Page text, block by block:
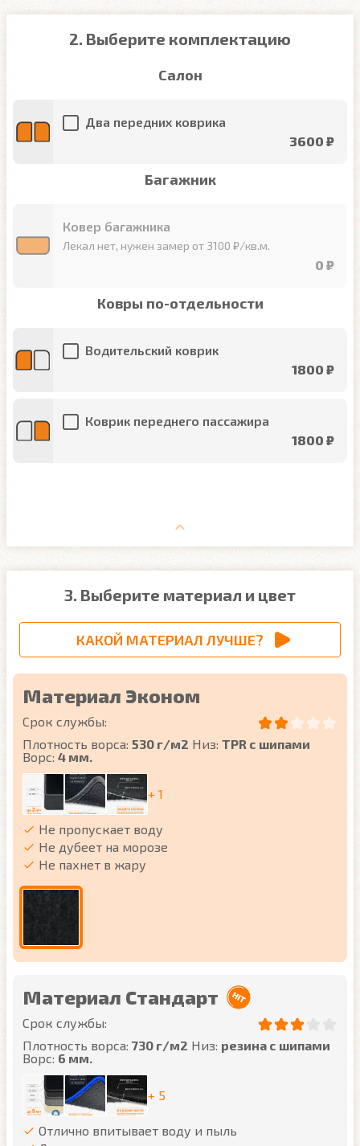
2. Выберите комплектацию
Салон
Два передних коврика
3600 ₽
Багажник
Ковер багажника
Лекал нет, нужен замер от 3100 ₽/кв.м.
0 ₽
Ковры по-отдельности
Водительский коврик
1800 ₽
Коврик переднего пассажира
1800 ₽
3. Выберите материал и цвет
КАКОЙ МАТЕРИАЛ ЛУЧШЕ?
Материал Эконом
Срок службы:
Плотность ворса: 530 г/м2 Низ: TPR с шипами
Ворс: 4 мм.
+ 1
Не пропускает воду
Не дубеет на морозе
Не пахнет в жару
Материал Стандарт
Срок службы:
Плотность ворса: 730 г/м2 Низ: резина с шипами
Ворс: 6 мм.
+ 5
Отлично впитывает воду и пыль